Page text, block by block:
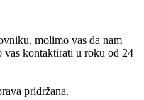
molimo vas da nam
vas kontaktirati u roku od 24
pridržana.